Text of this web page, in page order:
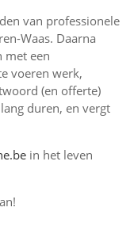
van professionele
Waas. Daarna
met een
voeren werk,
(en offerte)
duren, en vergt
in het leven